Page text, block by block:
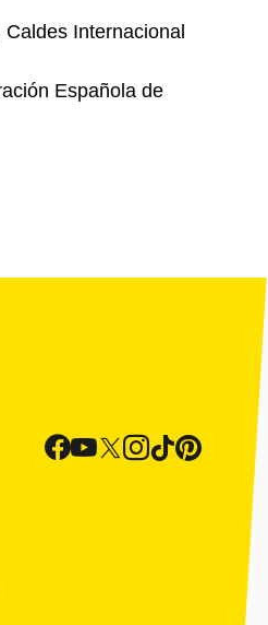
Internacional
Española de